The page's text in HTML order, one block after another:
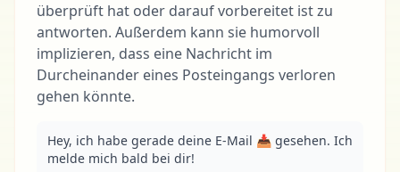
überprüft hat oder darauf vorbereitet ist zu
antworten. Außerdem kann sie humorvoll
implizieren, dass eine Nachricht im
Durcheinander eines Posteingangs verloren
gehen könnte.
Hey, ich habe gerade deine E-Mail 📥 gesehen. Ich
melde mich bald bei dir!